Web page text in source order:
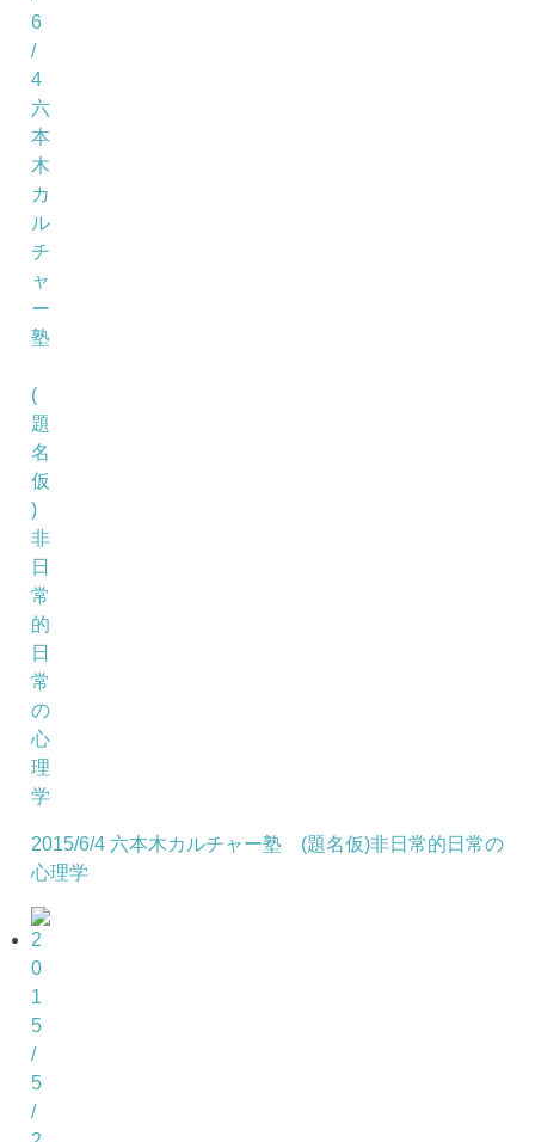
2015/6/4 六本木カルチャー塾 (題名仮)非日常的日常の
心理学